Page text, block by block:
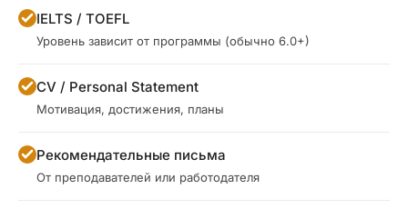
IELTS / TOEFL
Уровень зависит от программы (обычно 6.0+)
CV / Personal Statement
Мотивация, достижения, планы
Рекомендательные письма
От преподавателей или работодателя